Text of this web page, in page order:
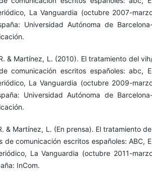
La Vanguardia (octubre 2007-
Universidad Autónoma de
& Martínez, L. (2010). El tratamiento del
comunicación escritos españoles: abc,
La Vanguardia (octubre 2009-
Universidad Autónoma de
& Martínez, L. (En prensa). El tratamiento
de comunicación escritos españoles: ABC,
La Vanguardia (octubre 2011-
InCom.